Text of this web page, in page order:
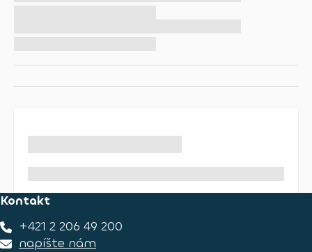
Kontakt
+421 2 206 49 200
napíšte nám